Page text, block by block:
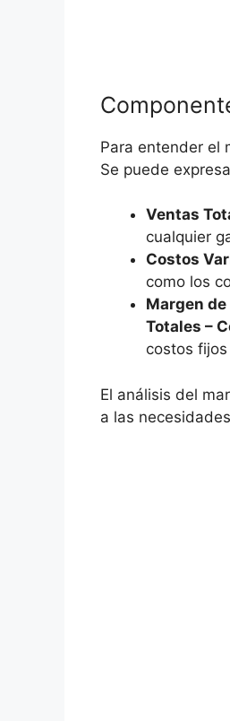
Para entender el
Se⁤ puede
Ventas
cualquier
Costos
como los
Margen
Totales –
costos
El análisis del
a las